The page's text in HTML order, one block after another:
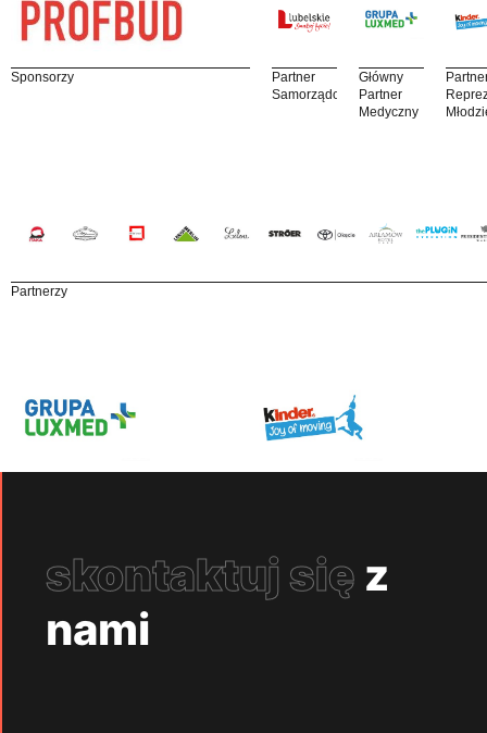
Sponsorzy
Partner
Samorządowy
Główny
Partner
Medyczny
Partnerzy
skontaktuj się z
nami